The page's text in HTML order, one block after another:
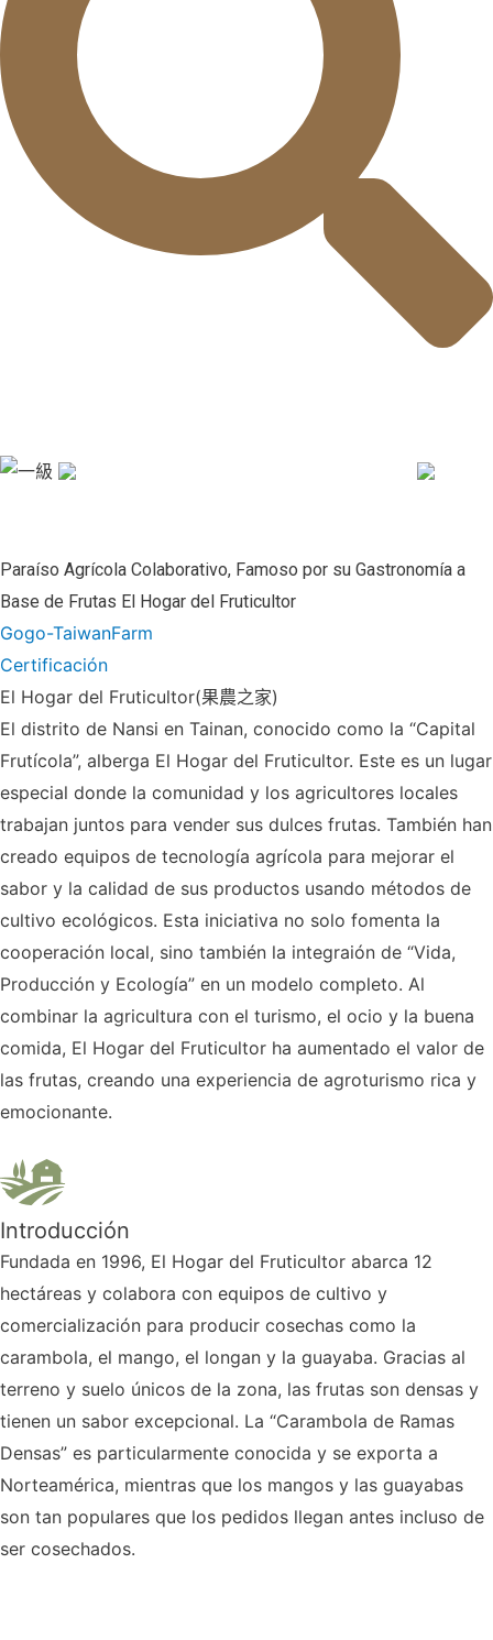
Paraíso Agrícola Colaborativo, Famoso por su Gastronomía a
Base de Frutas El Hogar del Fruticultor
Gogo-TaiwanFarm
Certificación
El Hogar del Fruticultor(果農之家)
El distrito de Nansi en Tainan, conocido como la “Capital
Frutícola”, alberga El Hogar del Fruticultor. Este es un lugar
especial donde la comunidad y los agricultores locales
trabajan juntos para vender sus dulces frutas. También han
creado equipos de tecnología agrícola para mejorar el
sabor y la calidad de sus productos usando métodos de
cultivo ecológicos. Esta iniciativa no solo fomenta la
cooperación local, sino también la integraión de “Vida,
Producción y Ecología” en un modelo completo. Al
combinar la agricultura con el turismo, el ocio y la buena
comida, El Hogar del Fruticultor ha aumentado el valor de
las frutas, creando una experiencia de agroturismo rica y
emocionante.
Introducción
Fundada en 1996, El Hogar del Fruticultor abarca 12
hectáreas y colabora con equipos de cultivo y
comercialización para producir cosechas como la
carambola, el mango, el longan y la guayaba. Gracias al
terreno y suelo únicos de la zona, las frutas son densas y
tienen un sabor excepcional. La “Carambola de Ramas
Densas” es particularmente conocida y se exporta a
Norteamérica, mientras que los mangos y las guayabas
son tan populares que los pedidos llegan antes incluso de
ser cosechados.